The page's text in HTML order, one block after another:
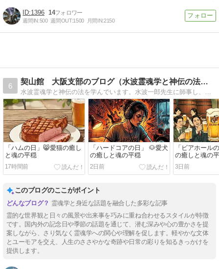
1396 14
週間IN:500 週間OUT:1500 月間IN:2150
6
契山館 大阪支部のブログ（水波霊魂学と神伝の法の会）
「ハムの日」😸愛猫の癒し
と魂の平穏
17時間前
「ハードコアの日」 🐶愛犬
の癒しと魂の平穏
2日前
「ビアホール
の癒しと魂の
3日前
このブログのここがポイント
霊魂学と身近な話題を融合した多彩な記事
霊的な世界観と日々の風景や出来事を巧みに重ね合わせるスタイルが特徴
です。国内外の記念日や季節の話題を通じて、潜む深みや心の豊かさを提
案しながら、さり気なく霊魂学への関心や理解を促します。軽やかな文体
とユーモアを交え、人生のささやかな奇跡や日常の彩りを知るきっかけを
提供します。